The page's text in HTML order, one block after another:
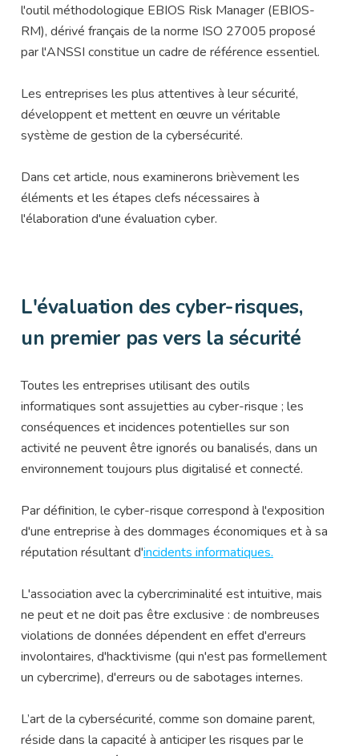
l'outil méthodologique EBIOS Risk Manager (EBIOS-
RM), dérivé français de la norme ISO 27005 proposé
par l'ANSSI constitue un cadre de référence essentiel.
Les entreprises les plus attentives à leur sécurité,
développent et mettent en œuvre un véritable
système de gestion de la cybersécurité.
Dans cet article, nous examinerons brièvement les
éléments et les étapes clefs nécessaires à
l'élaboration d'une évaluation cyber.
L'évaluation des cyber-risques,
un premier pas vers la sécurité
Toutes les entreprises utilisant des outils
informatiques sont assujetties au cyber-risque ; les
conséquences et incidences potentielles sur son
activité ne peuvent être ignorés ou banalisés, dans un
environnement toujours plus digitalisé et connecté.
Par définition, le cyber-risque correspond à l'exposition
d'une entreprise à des dommages économiques et à sa
réputation résultant d'incidents informatiques.
L'association avec la cybercriminalité est intuitive, mais
ne peut et ne doit pas être exclusive : de nombreuses
violations de données dépendent en effet d'erreurs
involontaires, d'hacktivisme (qui n'est pas formellement
un cybercrime), d'erreurs ou de sabotages internes.
L’art de la cybersécurité, comme son domaine parent,
réside dans la capacité à anticiper les risques par le